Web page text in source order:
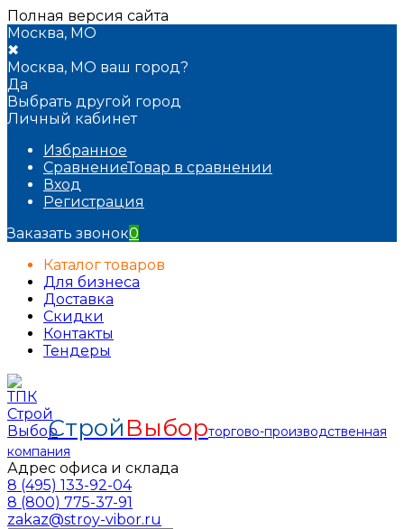
Полная версия сайта
Москва, МО
✖
Москва, МО ваш город?
Да
Выбрать другой город
Личный кабинет
Избранное
СравнениеТовар в сравнении
Вход
Регистрация
Заказать звонок0
Каталог товаров
Для бизнеса
Доставка
Скидки
Контакты
Тендеры
СтройВыборторгово-производственная
компания
Адрес офиса и склада
8 (495) 133-92-04
8 (800) 775-37-91
zakaz@stroy-vibor.ru